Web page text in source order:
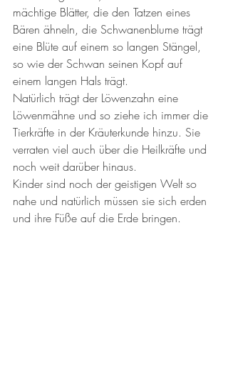
mächtige Blätter, die den Tatzen eines
Bären ähneln, die Schwanenblume trägt
eine Blüte auf einem so langen Stängel,
so wie der Schwan seinen Kopf auf
einem langen Hals trägt.
Natürlich trägt der Löwenzahn eine
Löwenmähne und so ziehe ich immer die
Tierkräfte in der Kräuterkunde hinzu. Sie
verraten viel auch über die Heilkräfte und
noch weit darüber hinaus.
Kinder sind noch der geistigen Welt so
nahe und natürlich müssen sie sich erden
und ihre Füße auf die Erde bringen.